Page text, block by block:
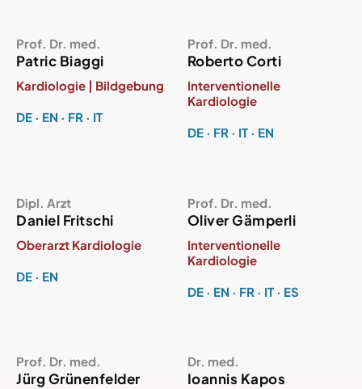
Prof. Dr. med.
Patric Biaggi
Kardiologie | Bildgebung
DE · EN · FR · IT
Prof. Dr. med.
Roberto Corti
Interventionelle
Kardiologie
DE · FR · IT · EN
Dipl. Arzt
Daniel Fritschi
Oberarzt Kardiologie
DE · EN
Prof. Dr. med.
Oliver Gämperli
Interventionelle
Kardiologie
DE · EN · FR · IT · ES
Prof. Dr. med.
Jürg Grünenfelder
Dr. med.
Ioannis Kapos